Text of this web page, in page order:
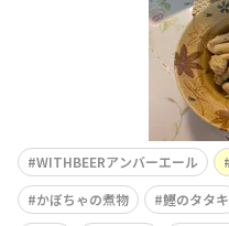
WITHBEERアンバーエール
かぼちゃの煮物
鰹のタタキ